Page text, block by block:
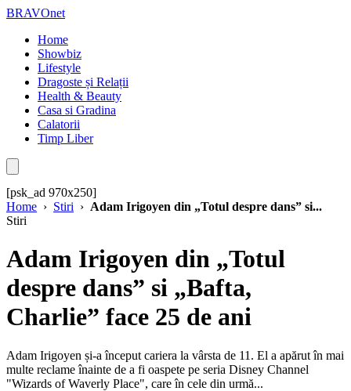
BRAVOnet
Home
Showbiz
Lifestyle
Dragoste și Relații
Health & Beauty
Casa si Gradina
Calatorii
Timp Liber
[psk_ad 970x250]
Home › Stiri › Adam Irigoyen din „Totul despre dans” si...
Stiri
Adam Irigoyen din „Totul
despre dans” si „Bafta,
Charlie” face 25 de ani
Adam Irigoyen și-a început cariera la vârsta de 11. El a apărut în mai
multe reclame înainte de a fi oaspete pe seria Disney Channel
"Wizards of Waverly Place", care în cele din urmă...